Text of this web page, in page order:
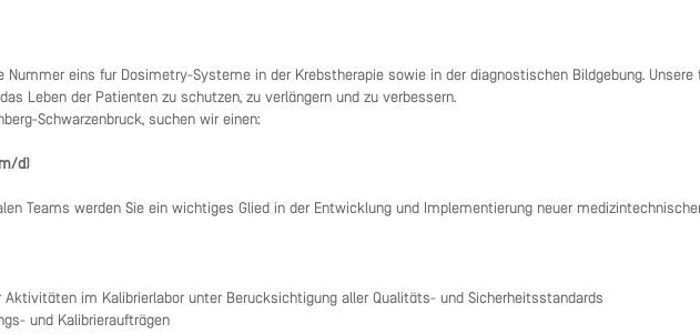
eins für Dosimetry-Systeme in der Krebstherapie sowie in der diagnostischen Bildgebung. Unsere
Leben der Patienten zu schützen, zu verlängern und zu verbessern.
Schwarzenbruck, suchen wir einen:
d)
Teams werden Sie ein wichtiges Glied in der Entwicklung und Implementierung neuer
Aktivitäten im Kalibrierlabor unter Berücksichtigung aller Qualitäts- und Sicherheitsstandards
und Kalibrieraufträgen